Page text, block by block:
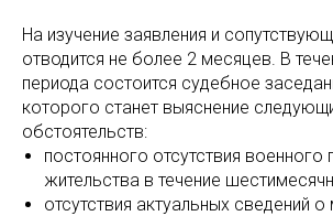
На изучение заявления и
отводится не более 2 месяцев. В
периода состоится судебное
которого станет выяснение
обстоятельств:
постоянного отсутствия военного
жительства в течение
отсутствия актуальных сведений о